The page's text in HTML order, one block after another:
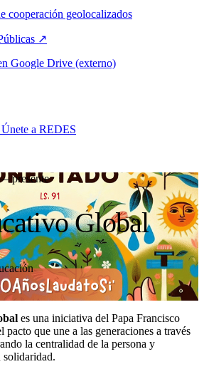
cooperación geolocalizados
↗
Google Drive (externo)
Únete a REDES
presente
Global
es una iniciativa del Papa Francisco
que une a las generaciones a través
la centralidad de la persona y
solidaridad.